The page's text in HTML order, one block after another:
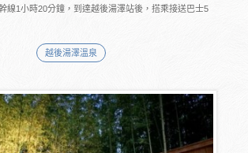
線1小時20分鐘，到達越後湯澤站後，搭乘接送巴士5
越後湯澤溫泉